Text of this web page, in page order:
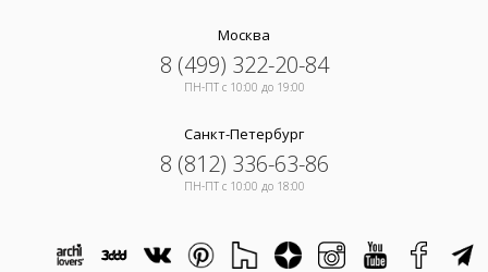
Москва
8 (499) 322-20-84
ПН-ПТ c 10:00 до 19:00
Санкт-Петербург
8 (812) 336-63-86
ПН-ПТ c 10:00 до 18:00